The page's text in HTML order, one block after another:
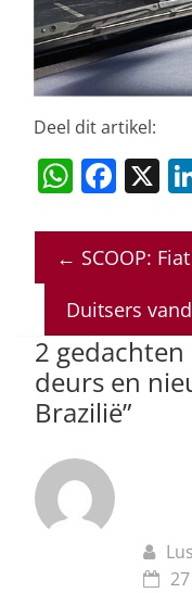
Deel dit artikel:
W
at
s
A
p
p
F
c
e
b
o
o
k
X
← SCOOP:
Duitsers
2 gedachten
deurs en
Brazilië”